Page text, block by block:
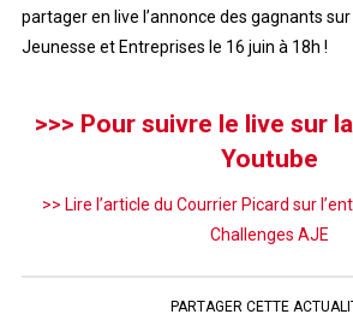
partager en live l’annonce des gagnants
Jeunesse et Entreprises le 16 juin à 18h !
>>> Pour suivre le live sur
Youtube
>> Lire l’article du Courrier Picard sur
Challenges AJE
PARTAGER CETTE